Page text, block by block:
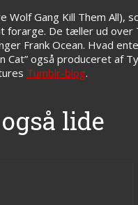
Wolf Gang Kill Them
forarge. De tæller ud
Frank Ocean. Hvad
Cat” også produceret af
Tumblr-blog.
lide